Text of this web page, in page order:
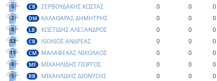
5 CB ΖΕΡΒΟΥΔΑΚΗΣ ΚΩΣΤΑΣ 0 0 0
2 DM ΚΑΛΑΘΑΡΑΣ ΔΗΜΗΤΡΗΣ 0 0 0
8 LB ΚΩΣΤΙΔΗΣ ΑΛΕΞΑΝΔΡΟΣ 0 0 0
32 CB ΛΙΟΛΙΟΣ ΑΝΔΡΕΑΣ 0 0 0
11 CM ΜΑΛΑΦΕΚΑΣ ΝΙΚΟΛΑΟΣ 0 0 0
8 MF ΜΙΧΑΗΛΙΔΗΣ ΓΙΩΡΓΟΣ 0 0 0
5 RB ΜΙΧΑΗΛΙΔΗΣ ΔΙΟΝΥΣΗΣ 0 0 0